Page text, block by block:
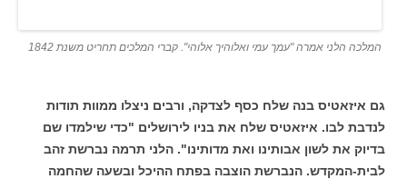
המלכה הלני אמרה "עמך עמי ואלוהיך אלוהי". קברי המלכים תחריט משנת 1842
גם איזאטיס בנה שלח כסף לצדקה, ורבים ניצלו ממוות תודות
לנדבת לבו. איזאטיס שלח את בניו לירושלים "כדי שילמדו שם
בדיוק את לשון אבותינו ואת מדותינו". הלני תרמה נברשת זהב
לבית-המקדש. הנברשת הוצבה בפתח ההיכל ובשעה שהחמה